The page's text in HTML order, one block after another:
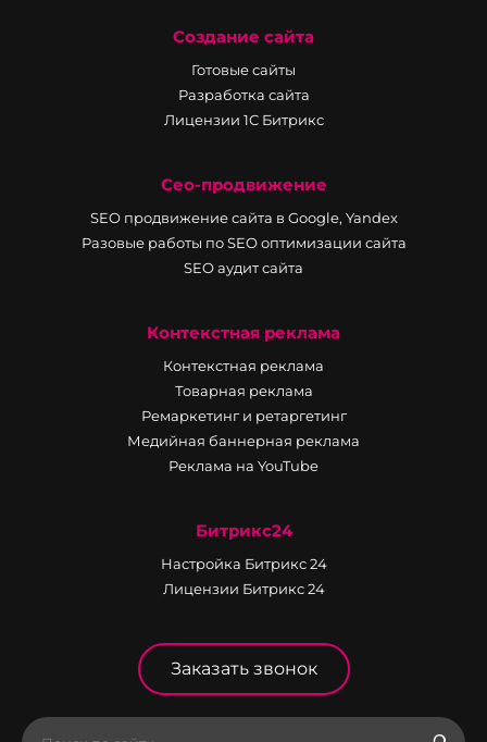
Создание сайта
Готовые сайты
Разработка сайта
Лицензии 1С Битрикс
Сео-продвижение
SEO продвижение сайта в Google, Yandex
Разовые работы по SEO оптимизации сайта
SEO аудит сайта
Контекстная реклама
Контекстная реклама
Товарная реклама
Ремаркетинг и ретаргетинг
Медийная баннерная реклама
Реклама на YouTube
Битрикс24
Настройка Битрикс 24
Лицензии Битрикс 24
Заказать звонок